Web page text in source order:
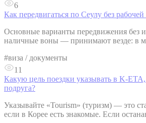
6
Как передвигаться по Сеулу без
Основные варианты передвижения без
наличные воны — принимают везде: в
#виза / документы
11
Какую цель поездки указывать в K-
подруга?
Указывайте «Tourism» (туризм) — это
если в Корее есть знакомые. Если